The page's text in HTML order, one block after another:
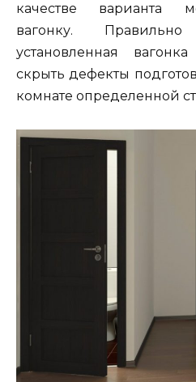
качестве варианта
вагонку.
установленная
скрыть дефекты
комнате определенной